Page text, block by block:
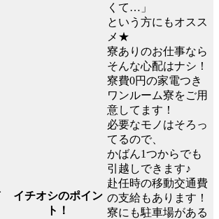
イチオシのポイン
ト！
くて…」
という方にもオスス
メ★
寮ありのお仕事なら
そんな心配はナシ！
寮費0円の家電つき
ワンルーム寮をご用
意してます！
必要なモノはそろっ
てるので、
かばん1つからでも
引越しできます♪
赴任時の移動交通費
の支給もあります！
寮にも駐車場がある